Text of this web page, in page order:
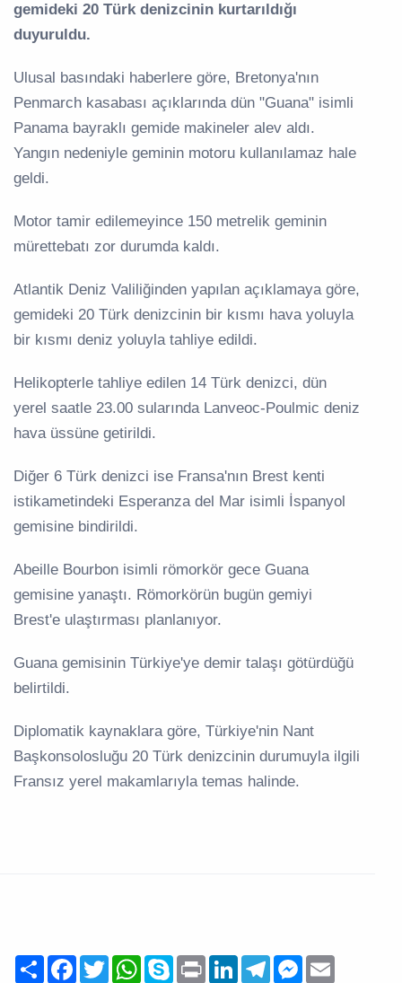
gemideki 20 Türk denizcinin kurtarıldığı
duyuruldu.
Ulusal basındaki haberlere göre, Bretonya'nın
Penmarch kasabası açıklarında dün "Guana" isimli
Panama bayraklı gemide makineler alev aldı.
Yangın nedeniyle geminin motoru kullanılamaz hale
geldi.
Motor tamir edilemeyince 150 metrelik geminin
mürettebatı zor durumda kaldı.
Atlantik Deniz Valiliğinden yapılan açıklamaya göre,
gemideki 20 Türk denizcinin bir kısmı hava yoluyla
bir kısmı deniz yoluyla tahliye edildi.
Helikopterle tahliye edilen 14 Türk denizci, dün
yerel saatle 23.00 sularında Lanveoc-Poulmic deniz
hava üssüne getirildi.
Diğer 6 Türk denizci ise Fransa'nın Brest kenti
istikametindeki Esperanza del Mar isimli İspanyol
gemisine bindirildi.
Abeille Bourbon isimli römorkör gece Guana
gemisine yanaştı. Römorkörün bugün gemiyi
Brest'e ulaştırması planlanıyor.
Guana gemisinin Türkiye'ye demir talaşı götürdüğü
belirtildi.
Diplomatik kaynaklara göre, Türkiye'nin Nant
Başkonsolosluğu 20 Türk denizcinin durumuyla ilgili
Fransız yerel makamlarıyla temas halinde.​​​​​​​
ShareFacebook
TwitterWhatsApp
SkypePrint LinkedInTelegramMessenger